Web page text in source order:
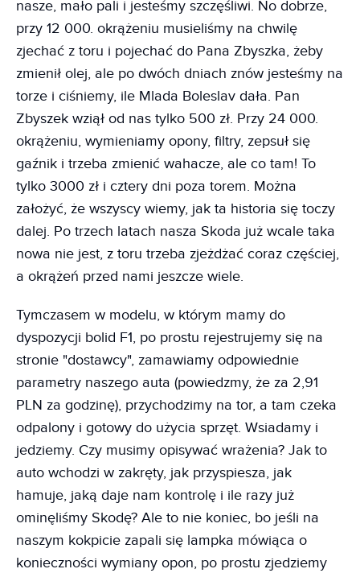
nasze, mało pali i jesteśmy szczęśliwi. No dobrze,
przy 12 000. okrążeniu musieliśmy na chwilę
zjechać z toru i pojechać do Pana Zbyszka, żeby
zmienił olej, ale po dwóch dniach znów jesteśmy na
torze i ciśniemy, ile Mlada Boleslav dała. Pan
Zbyszek wziął od nas tylko 500 zł. Przy 24 000.
okrążeniu, wymieniamy opony, filtry, zepsuł się
gaźnik i trzeba zmienić wahacze, ale co tam! To
tylko 3000 zł i cztery dni poza torem. Można
założyć, że wszyscy wiemy, jak ta historia się toczy
dalej. Po trzech latach nasza Skoda już wcale taka
nowa nie jest, z toru trzeba zjeżdżać coraz częściej,
a okrążeń przed nami jeszcze wiele.
Tymczasem w modelu, w którym mamy do
dyspozycji bolid F1, po prostu rejestrujemy się na
stronie "dostawcy", zamawiamy odpowiednie
parametry naszego auta (powiedzmy, że za 2,91
PLN za godzinę), przychodzimy na tor, a tam czeka
odpalony i gotowy do użycia sprzęt. Wsiadamy i
jedziemy. Czy musimy opisywać wrażenia? Jak to
auto wchodzi w zakręty, jak przyspiesza, jak
hamuje, jaką daje nam kontrolę i ile razy już
ominęliśmy Skodę? Ale to nie koniec, bo jeśli na
naszym kokpicie zapali się lampka mówiąca o
konieczności wymiany opon, po prostu zjedziemy